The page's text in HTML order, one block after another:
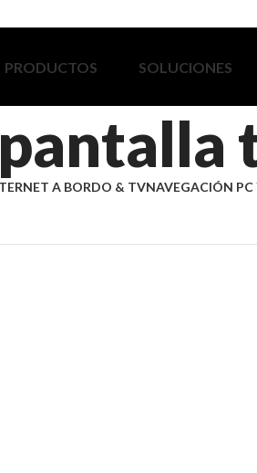
PRODUCTOS SOLUCIONES
pantalla
A BORDO & TVNAVEGACIÓN PC